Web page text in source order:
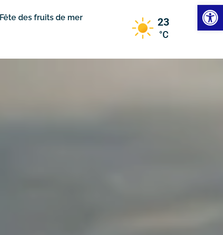
Fête des fruits de mer 23
°C
Ouvrir